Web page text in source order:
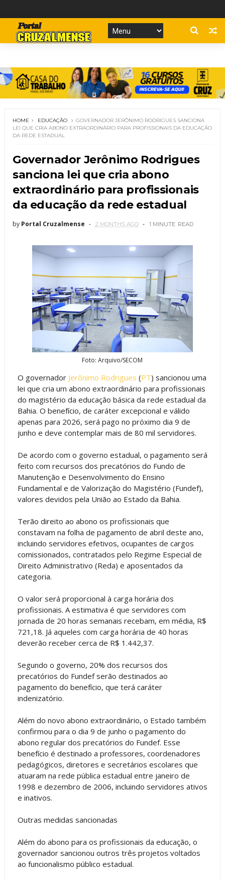
HOME EDUCAÇÃO
GOVERNADOR JERÔNIMO RODRIGUES SANCIONA
LEI QUE CRIA ABONO EXTRAORDINÁRIO PARA PROFISSIONAIS DA EDUCAÇÃO
DA REDE ESTADUAL
Governador Jerônimo Rodrigues
sanciona lei que cria abono
extraordinário para profissionais
da educação da rede estadual
by Portal Cruzalmense 2 MONTHS AGO 1 MINUTE READ
Foto: Arquivo/SECOM
O governador Jerônimo Rodrigues (PT) sancionou uma
lei que cria um abono extraordinário para profissionais
do magistério da educação básica da rede estadual da
Bahia. O benefício, de caráter excepcional e válido
apenas para 2026, será pago no próximo dia 9 de
junho e deve contemplar mais de 80 mil servidores.
De acordo com o governo estadual, o pagamento será
feito com recursos dos precatórios do Fundo de
Manutenção e Desenvolvimento do Ensino
Fundamental e de Valorização do Magistério (Fundef),
valores devidos pela União ao Estado da Bahia.
Terão direito ao abono os profissionais que
constavam na folha de pagamento de abril deste ano,
incluindo servidores efetivos, ocupantes de cargos
comissionados, contratados pelo Regime Especial de
Direito Administrativo (Reda) e aposentados da
categoria.
O valor será proporcional à carga horária dos
profissionais. A estimativa é que servidores com
jornada de 20 horas semanais recebam, em média, R$
721,18. Já aqueles com carga horária de 40 horas
deverão receber cerca de R$ 1.442,37.
Segundo o governo, 20% dos recursos dos
precatórios do Fundef serão destinados ao
pagamento do benefício, que terá caráter
indenizatório.
Além do novo abono extraordinário, o Estado também
confirmou para o dia 9 de junho o pagamento do
abono regular dos precatórios do Fundef. Esse
benefício é destinado a professores, coordenadores
pedagógicos, diretores e secretários escolares que
atuaram na rede pública estadual entre janeiro de
1998 e dezembro de 2006, incluindo servidores ativos
e inativos.
Outras medidas sancionadas
Além do abono para os profissionais da educação, o
governador sancionou outros três projetos voltados
ao funcionalismo público estadual.